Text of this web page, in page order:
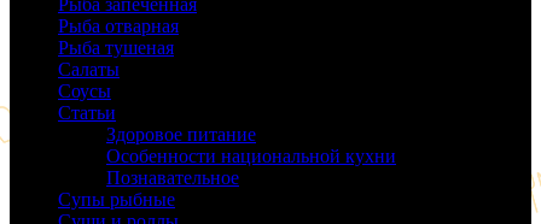
Рыба запеченная
Рыба отварная
Рыба тушеная
Салаты
Соусы
Статьи
Здоровое питание
Особенности национальной кухни
Познавательное
Супы рыбные